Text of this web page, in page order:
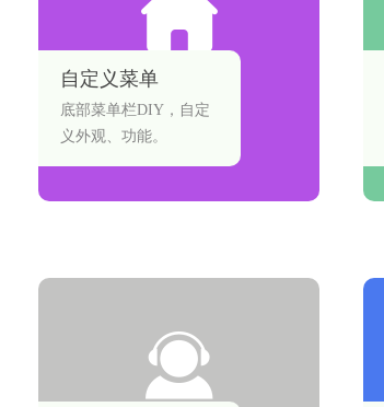
自定义菜单
底部菜单栏DIY，自定
义外观、功能。